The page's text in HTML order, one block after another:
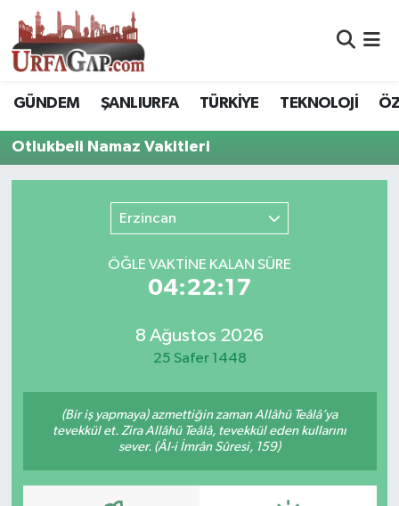
GÜNDEM ŞANLIURFA TÜRKİYE TEKNOLOJİ
Otlukbeli Namaz Vakitleri
Erzincan
ÖĞLE VAKTİNE KALAN SÜRE
04:22:17
8 Ağustos 2026
25 Safer 1448
(Bir iş yapmaya) azmettiğin zaman Allâhü Teâlâ’ya
tevekkül et. Zira Allâhü Teâlâ, tevekkül eden kullarını
sever. (Âl-i İmrân Sûresi, 159)
Nöbetçi Eczaneler
Hava Durumu
Trafik Durumu
Tüm Manşetler
Son Dakika Haberleri